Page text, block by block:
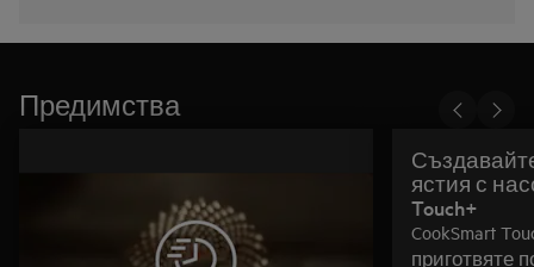
Предимства
ястия с насоки от CookSmart
Touch+
CookSmart
приготвяте